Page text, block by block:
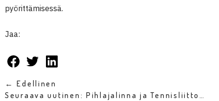
pyörittämisessä.
Jaa:
← Edellinen
Seuraava uutinen: Pihlajalinna ja Tennisliitto…